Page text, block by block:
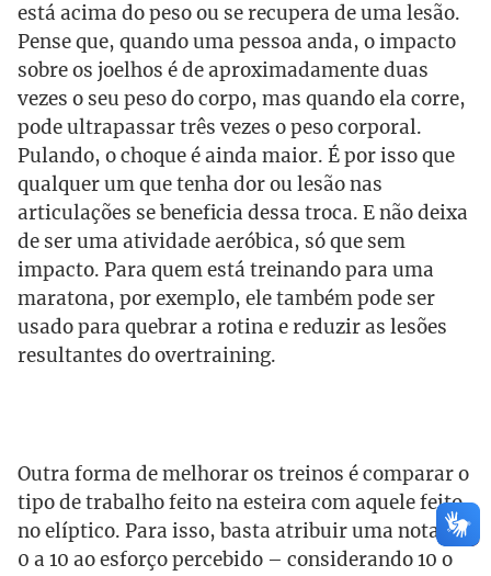
está acima do peso ou se recupera de uma lesão.
Pense que, quando uma pessoa anda, o impacto
sobre os joelhos é de aproximadamente duas
vezes o seu peso do corpo, mas quando ela corre,
pode ultrapassar três vezes o peso corporal.
Pulando, o choque é ainda maior. É por isso que
qualquer um que tenha dor ou lesão nas
articulações se beneficia dessa troca. E não deixa
de ser uma atividade aeróbica, só que sem
impacto. Para quem está treinando para uma
maratona, por exemplo, ele também pode ser
usado para quebrar a rotina e reduzir as lesões
resultantes do overtraining.
Outra forma de melhorar os treinos é comparar o
tipo de trabalho feito na esteira com aquele feito
no elíptico. Para isso, basta atribuir uma nota de
0 a 10 ao esforço percebido – considerando 10 o